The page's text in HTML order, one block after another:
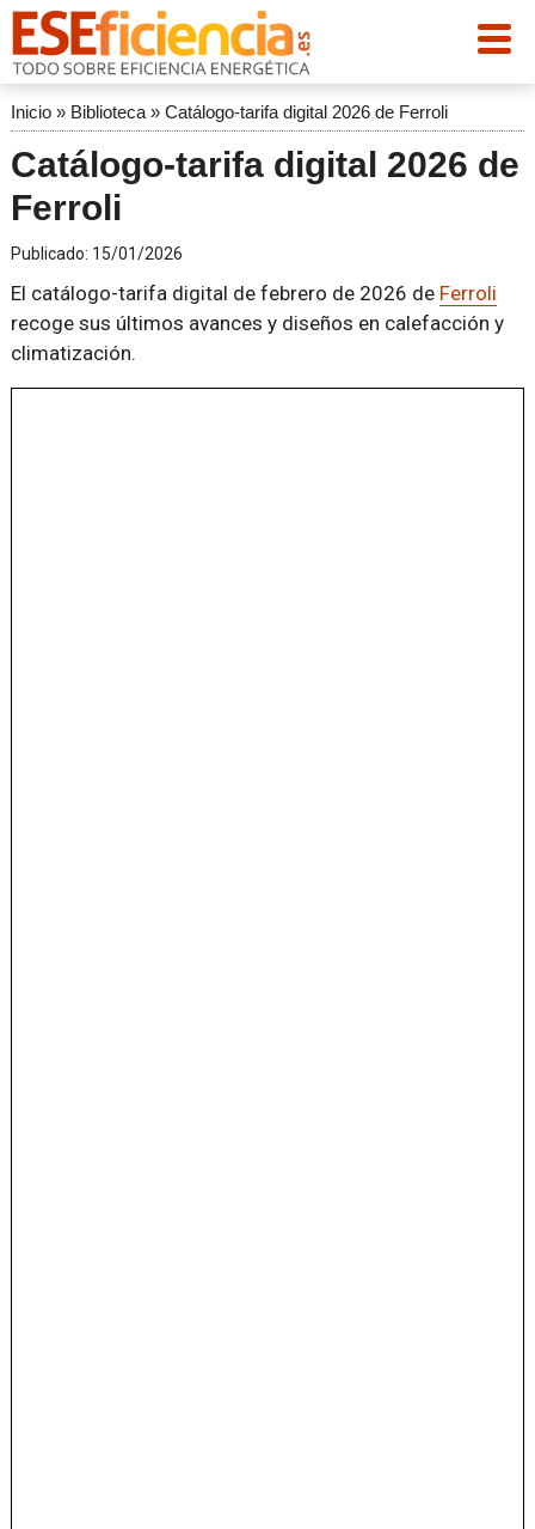
Inicio» Biblioteca» Catálogo-tarifa digital 2026 de Ferroli
Catálogo-tarifa digital 2026 de
Ferroli
Publicado: 15/01/2026
El catálogo-tarifa digital de febrero de 2026 de Ferroli
recoge sus últimos avances y diseños en calefacción y
climatización.